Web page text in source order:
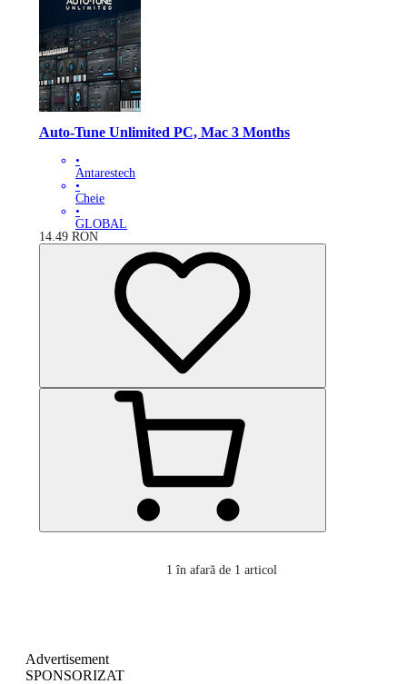
Auto-Tune Unlimited PC, Mac 3 Months
•
Antarestech
•
Cheie
•
GLOBAL
14.49 RON
1 în afară de 1 articol
Advertisement
SPONSORIZAT